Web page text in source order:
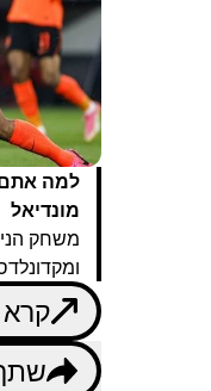
למה
מונדיאל
משחק
קרא